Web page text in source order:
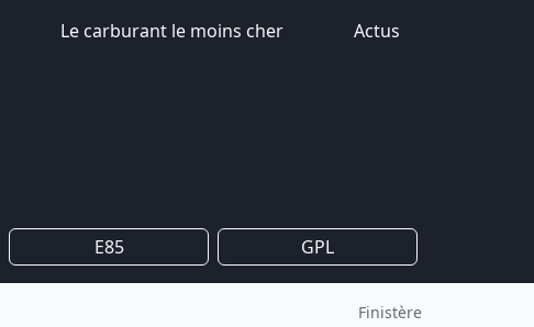
Le carburant le moins cher Actus
E85 GPL
Finistère